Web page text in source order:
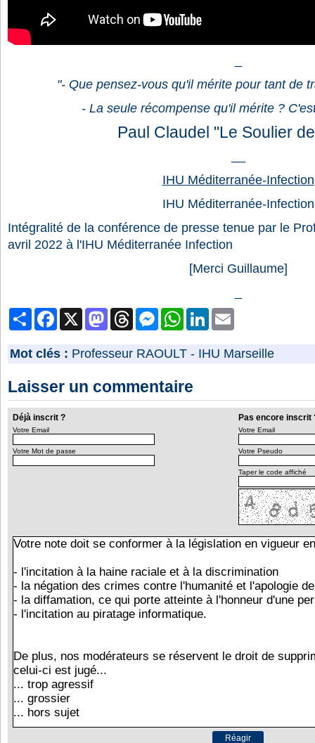
"- Que pensez-vous qu'il mérite pour tant de
- La seule récompense qu'il mérite ?
Paul Claudel "Le Soulier
IHU Méditerranée-Infection
IHU Méditerranée-Infection
Intégralité de la conférence de presse tenue par le
avril 2022 à l'IHU Méditerranée Infection
[Merci Guillaume]
PartagerFacebook MastodonThreads MessengerWhatsAppLinkedIn
Mot clés : Professeur RAOULT - IHU Marseille
Laisser un commentaire
Déjà inscrit ? Pas encore inscrit
Votre Email
Votre Mot de passe
Votre Email
Votre Pseudo
Taper le code affiché